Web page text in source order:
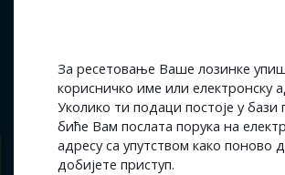
За ресетовање Ваше лозинке
корисничко име или електронску
Уколико ти подаци постоје у бази
биће Вам послата порука на
адресу са упутством како поново
добијете приступ.